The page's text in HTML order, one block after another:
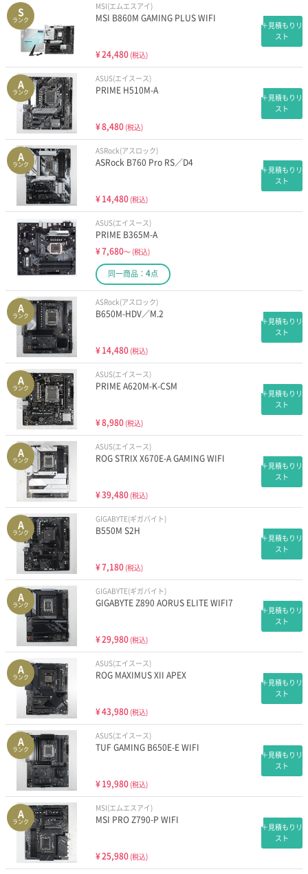
S
ランク
MSI(エムエスアイ)
MSI B860M GAMING PLUS WIFI
¥24,480 (税込)
＋見積もりリ
スト
A
ランク
ASUS(エイスース)
PRIME H510M-A
¥8,480 (税込)
＋見積もりリ
スト
A
ランク
ASRock(アスロック)
ASRock B760 Pro RS／D4
¥14,480 (税込)
＋見積もりリ
スト
ASUS(エイスース)
PRIME B365M-A
¥7,680～ (税込)
同一商品： 4点
A
ランク
ASRock(アスロック)
B650M-HDV／M.2
¥14,480 (税込)
＋見積もりリ
スト
A
ランク
ASUS(エイスース)
PRIME A620M-K-CSM
¥8,980 (税込)
＋見積もりリ
スト
A
ランク
ASUS(エイスース)
ROG STRIX X670E-A GAMING WIFI
¥39,480 (税込)
＋見積もりリ
スト
A
ランク
GIGABYTE(ギガバイト)
B550M S2H
¥7,180 (税込)
＋見積もりリ
スト
A
ランク
GIGABYTE(ギガバイト)
GIGABYTE Z890 AORUS ELITE WIFI7
¥29,980 (税込)
＋見積もりリ
スト
A
ランク
ASUS(エイスース)
ROG MAXIMUS XII APEX
¥43,980 (税込)
＋見積もりリ
スト
A
ランク
ASUS(エイスース)
TUF GAMING B650E-E WIFI
¥19,980 (税込)
＋見積もりリ
スト
A
ランク
MSI(エムエスアイ)
MSI PRO Z790-P WIFI
¥25,980 (税込)
＋見積もりリ
スト